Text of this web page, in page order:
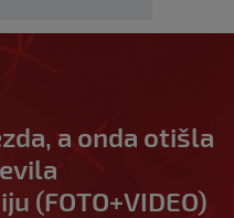
a onda otišla
(FOTO+VIDEO)